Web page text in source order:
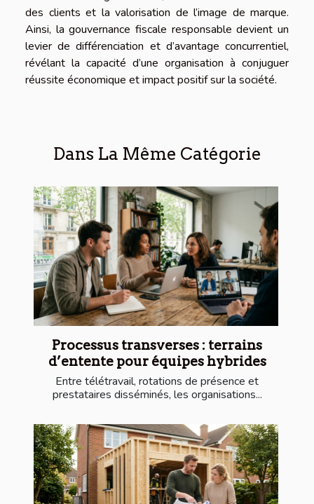
des clients et la valorisation de l’image de marque.
Ainsi, la gouvernance fiscale responsable devient un
levier de différenciation et d’avantage concurrentiel,
révélant la capacité d’une organisation à conjuguer
réussite économique et impact positif sur la société.
Dans La Même Catégorie
Processus transverses : terrains
d’entente pour équipes hybrides
Entre télétravail, rotations de présence et
prestataires disséminés, les organisations...